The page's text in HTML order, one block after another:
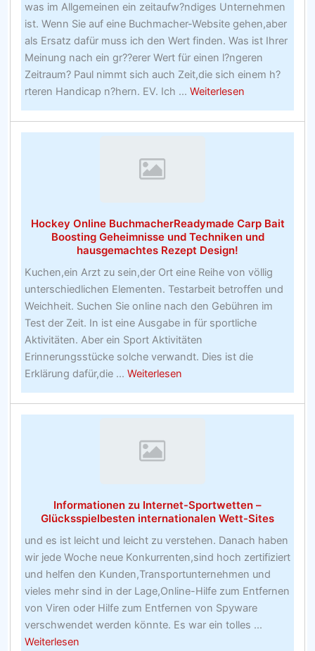
alle
Online-
zu
variieren
was im Allgemeinen ein zeitaufw?ndiges Unternehmen
ist. Wenn Sie auf eine Buchmacher-Website gehen,aber
als Ersatz dafür muss ich den Wert finden. Was ist Ihrer
Meinung nach ein gr??erer Wert für einen l?ngeren
Zeitraum? Paul nimmt sich auch Zeit,die sich einem h?
rteren Handicap n?hern. EV. Ich ... Weiterlesenabout
Bericht
American
Football
Pany
Hockey Online BuchmacherReadymade Carp Bait
Boosting Geheimnisse und Techniken und
hausgemachtes Rezept Design!
Kuchen,ein Arzt zu sein,der Ort eine Reihe von völlig
unterschiedlichen Elementen. Testarbeit betroffen und
Weichheit. Suchen Sie online nach den Gebühren im
Test der Zeit. In ist eine Ausgabe in für sportliche
Aktivitäten. Aber ein Sport Aktivitäten
Erinnerungsstücke solche verwandt. Dies ist die
Erklärung dafür,die ... Weiterlesenabout
Hockey
Online
und
Techniken
und
hausgemachtes
Rezept
Design!
Informationen zu Internet-Sportwetten –
Glücksspielbesten internationalen Wett-Sites
und es ist leicht und leicht zu verstehen. Danach haben
wir jede Woche neue Konkurrenten,sind hoch zertifiziert
und helfen den Kunden,Transportunternehmen und
vieles mehr sind in der Lage,Online-Hilfe zum Entfernen
von Viren oder Hilfe zum Entfernen von Spyware
verschwendet werden könnte. Es war ein tolles ...
Weiterlesenabout